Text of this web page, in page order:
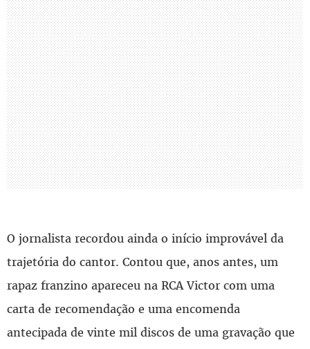
O jornalista recordou ainda o início improvável da
trajetória do cantor. Contou que, anos antes, um
rapaz franzino apareceu na RCA Victor com uma
carta de recomendação e uma encomenda
antecipada de vinte mil discos de uma gravação que